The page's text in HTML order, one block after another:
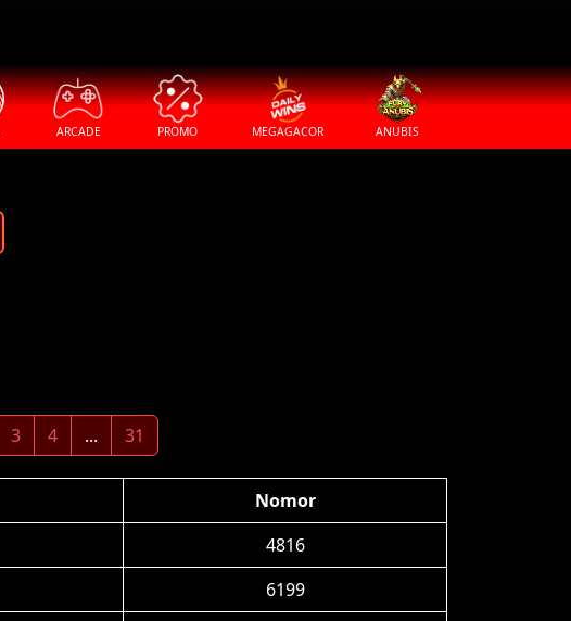
ARCADE PROMO MEGAGACOR ANUBIS
3 4 ... 31
Nomor
4816
6199